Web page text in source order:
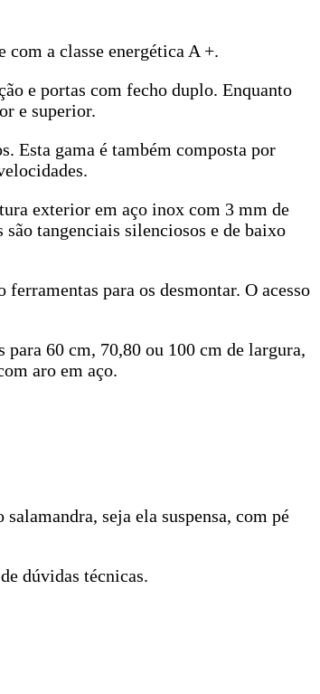
a classe energética A +.
e portas com fecho duplo. Enquanto
e superior.
Esta gama é também composta por
exterior em aço inox com 3 mm de
tangenciais silenciosos e de baixo
para os desmontar. O acesso
para 60 cm, 70,80 ou 100 cm de largura,
aro em aço.
seja ela suspensa, com pé
dúvidas técnicas.